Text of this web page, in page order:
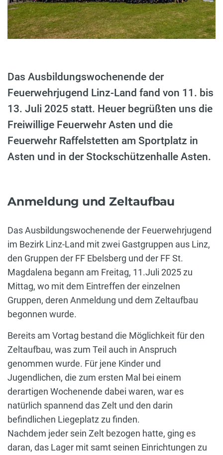
Das Ausbildungswochenende der
Feuerwehrjugend Linz-Land fand von 11. bis
13. Juli 2025 statt. Heuer begrüßten uns die
Freiwillige Feuerwehr Asten und die
Feuerwehr Raffelstetten am Sportplatz in
Asten und in der Stockschützenhalle Asten.
Anmeldung und Zeltaufbau
Das Ausbildungswochenende der Feuerwehrjugend
im Bezirk Linz-Land mit zwei Gastgruppen aus Linz,
den Gruppen der FF Ebelsberg und der FF St.
Magdalena begann am Freitag, 11.Juli 2025 zu
Mittag, wo mit dem Eintreffen der einzelnen
Gruppen, deren Anmeldung und dem Zeltaufbau
begonnen wurde.
Bereits am Vortag bestand die Möglichkeit für den
Zeltaufbau, was zum Teil auch in Anspruch
genommen wurde. Für jene Kinder und
Jugendlichen, die zum ersten Mal bei einem
derartigen Wochenende dabei waren, war es
natürlich spannend das Zelt und den darin
befindlichen Liegeplatz zu finden.
Nachdem jeder sein Zelt bezogen hatte, ging es
daran, das Lager mit samt seinen Einrichtungen zu